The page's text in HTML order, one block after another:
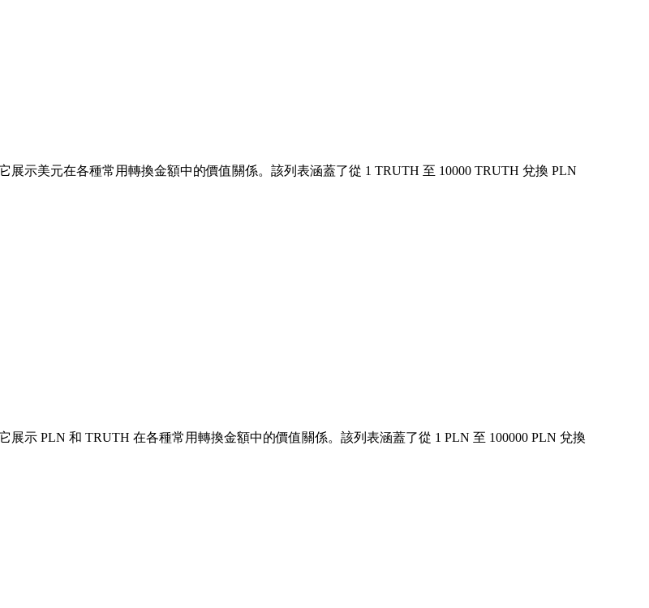
示美元在各種常用轉換金額中的價值關係。該列表涵蓋了從 1 TRUTH 至 10000 TRUTH 兌換 PLN
示 PLN 和 TRUTH 在各種常用轉換金額中的價值關係。該列表涵蓋了從 1 PLN 至 100000 PLN 兌換